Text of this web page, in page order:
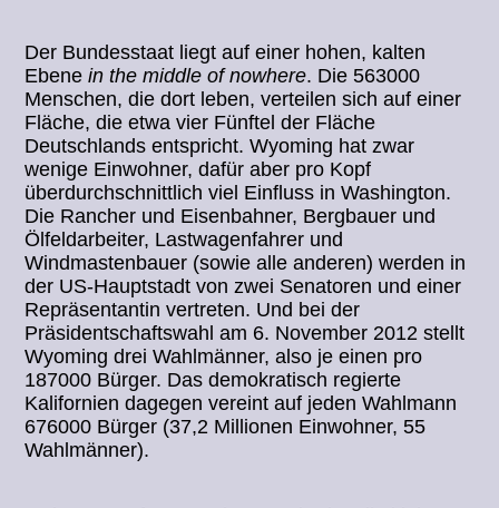
Der Bundesstaat liegt auf einer hohen, kalten
Ebenein the middle of nowhere. Die 563000
Menschen, die dort leben, verteilen sich auf einer
Fläche, die etwa vier Fünftel der Fläche
Deutschlands entspricht. Wyoming hat zwar
wenige Einwohner, dafür aber pro Kopf
überdurchschnittlich viel Einfluss in Washington.
Die Rancher und Eisenbahner, Bergbauer und
Ölfeldarbeiter, Lastwagenfahrer und
Windmastenbauer (sowie alle anderen) werden in
der US-Hauptstadt von zwei Senatoren und einer
Repräsentantin vertreten. Und bei der
Präsidentschaftswahl am 6. November 2012 stellt
Wyoming drei Wahlmänner, also je einen pro
187000 Bürger. Das demokratisch regierte
Kalifornien dagegen vereint auf jeden Wahlmann
676000 Bürger (37,2 Millionen Einwohner, 55
Wahlmänner).